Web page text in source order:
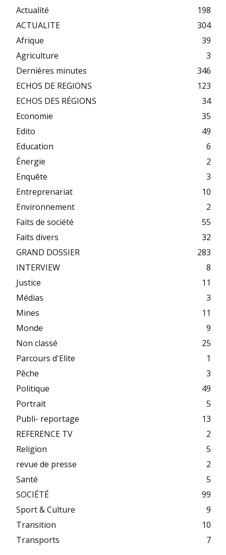
Actualité
198
ACTUALITE
304
Afrique
39
Agriculture
3
Dernières minutes
346
ECHOS DE REGIONS
123
ECHOS DES RÉGIONS
34
Economie
35
Edito
49
Education
6
Énergie
2
Enquête
3
Entreprenariat
10
Environnement
2
Faits de société
55
Faits divers
32
GRAND DOSSIER
283
INTERVIEW
8
Justice
11
Médias
3
Mines
11
Monde
9
Non classé
25
Parcours d'Elite
1
Pêche
3
Politique
49
Portrait
5
Publi- reportage
13
REFERENCE TV
2
Religion
5
revue de presse
2
Santé
5
SOCIÉTÉ
99
Sport & Culture
9
Transition
10
Transports
7